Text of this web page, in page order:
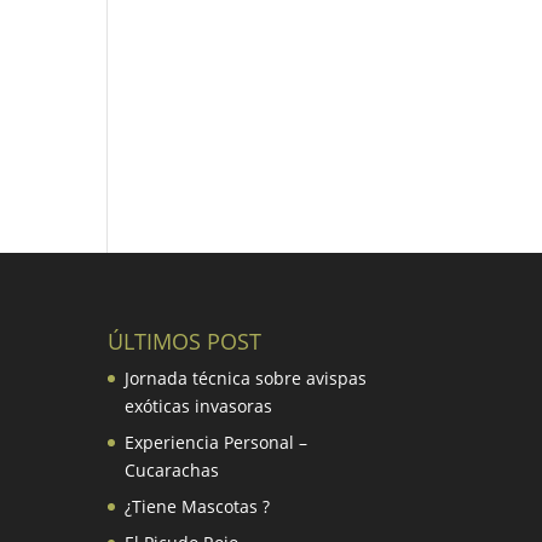
ÚLTIMOS POST
Jornada técnica sobre avispas
exóticas invasoras
Experiencia Personal –
Cucarachas
¿Tiene Mascotas ?